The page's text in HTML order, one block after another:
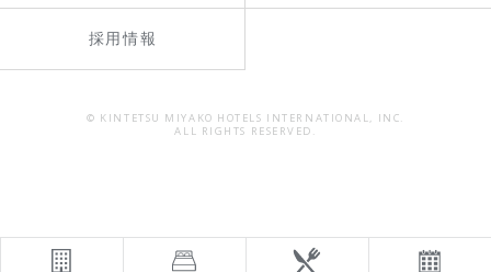
採用情報
© KINTETSU MIYAKO HOTELS INTERNATIONAL, INC.
ALL RIGHTS RESERVED.